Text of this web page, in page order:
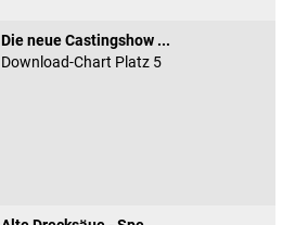
Die neue Castingshow ...
Download-Chart Platz 5